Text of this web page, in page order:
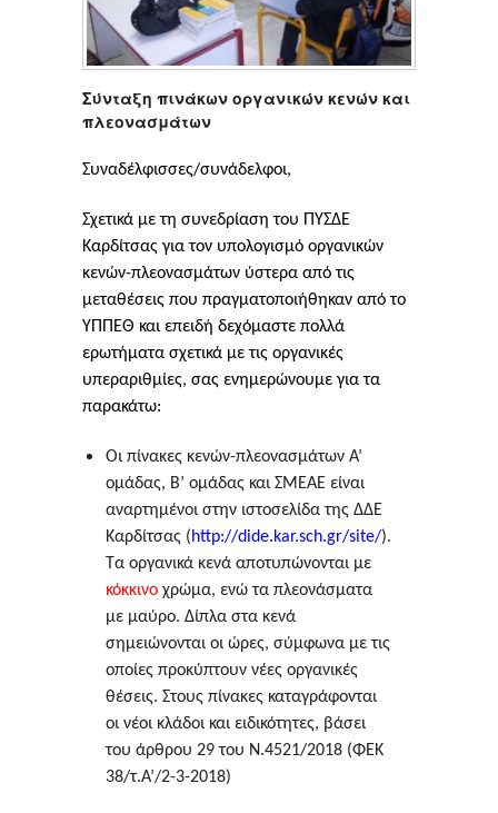
Σύνταξη πινάκων οργανικών κενών και
πλεονασμάτων
Συναδέλφισσες/συνάδελφοι,
Σχετικά με τη συνεδρίαση του ΠΥΣΔΕ
Καρδίτσας για τον υπολογισμό οργανικών
κενών-πλεονασμάτων ύστερα από τις
μεταθέσεις που πραγματοποιήθηκαν από το
ΥΠΠΕΘ και επειδή δεχόμαστε πολλά
ερωτήματα σχετικά με τις οργανικές
υπεραριθμίες, σας ενημερώνουμε για τα
παρακάτω:
Οι πίνακες κενών-πλεονασμάτων Α’
ομάδας, Β’ ομάδας και ΣΜΕΑΕ είναι
αναρτημένοι στην ιστοσελίδα της ΔΔΕ
Καρδίτσας (http://dide.kar.sch.gr/site/).
Τα οργανικά κενά αποτυπώνονται με
κόκκινο χρώμα, ενώ τα πλεονάσματα
με μαύρο. Δίπλα στα κενά
σημειώνονται οι ώρες, σύμφωνα με τις
οποίες προκύπτουν νέες οργανικές
θέσεις. Στους πίνακες καταγράφονται
οι νέοι κλάδοι και ειδικότητες, βάσει
του άρθρου 29 του Ν.4521/2018 (ΦΕΚ
38/τ.Α’/2-3-2018)